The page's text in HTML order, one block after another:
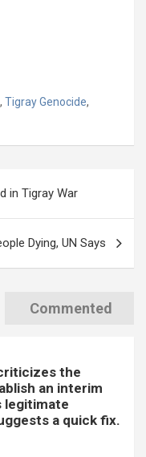
, Tigray Genocide,
in Tigray War
Dying, UN Says
Commented
the
an interim
legitimate
a quick fix.